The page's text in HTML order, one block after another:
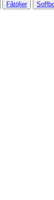
Fåtöljer